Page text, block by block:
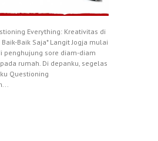
Everything: Kreativitas di
Baik Saja* Langit Jogja mulai
penghujung sore diam-diam
rumah. Di depanku, segelas
Questioning